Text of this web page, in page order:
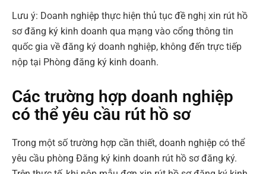
Lưu ý: Doanh nghiệp thực hiện thủ tục đề nghị xin rút hồ
sơ đăng ký kinh doanh qua mạng vào cổng thông tin
quốc gia về đăng ký doanh nghiệp, không đến trực tiếp
nộp tại Phòng đăng ký kinh doanh.
Các trường hợp doanh nghiệp
có thể yêu cầu rút hồ sơ
Trong một số trường hợp cần thiết, doanh nghiệp có thể
yêu cầu phòng Đăng ký kinh doanh rút hồ sơ đăng ký.